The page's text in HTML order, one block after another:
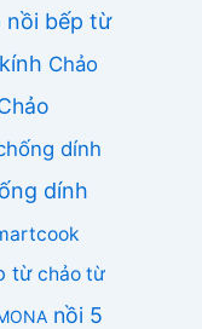
nồi bếp từ
Chảo
dính
dính
từ chảo từ
nồi 5